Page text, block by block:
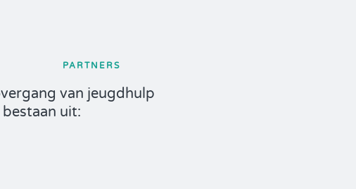
PARTNERS
van jeugdhulp
uit: